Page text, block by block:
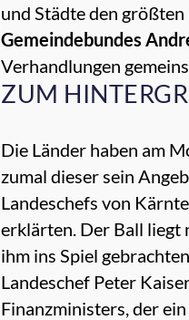
und Städte den
Gemeindebundes
Verhandlungen
ZUM
Die Länder haben am
zumal dieser sein
Landeschefs von
erklärten. Der Ball liegt
ihm ins Spiel
Landeschef Peter
Finanzministers, der